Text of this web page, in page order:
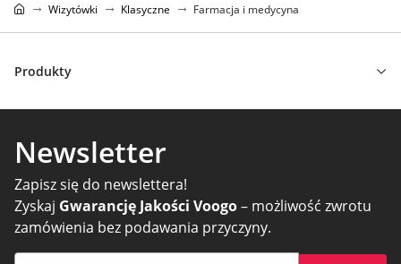
Wizytówki Klasyczne Farmacja i medycyna
Produkty
Newsletter
Zapisz się do newslettera!
Zyskaj Gwarancję Jakości Voogo– możliwość zwrotu
zamówienia bez podawania przyczyny.